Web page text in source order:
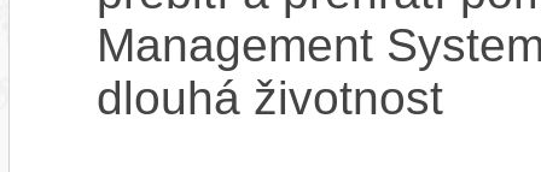
Management
dlouhá životnost